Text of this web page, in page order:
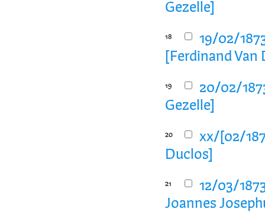
Gezelle]
18
19/02/
[Ferdinand
19
20/02/
Gezelle]
20
xx/[02/
Duclos]
21
12/03/
Joannes